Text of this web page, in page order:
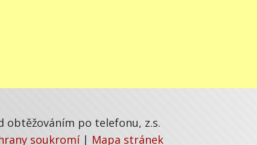
obtěžováním po telefonu, z.s.
soukromí | Mapa stránek